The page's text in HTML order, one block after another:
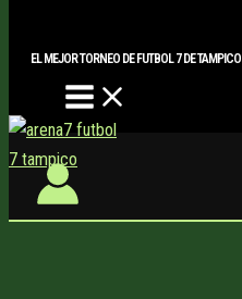
EL MEJOR TORNEO DE FUTBOL 7 DE TAMPICO